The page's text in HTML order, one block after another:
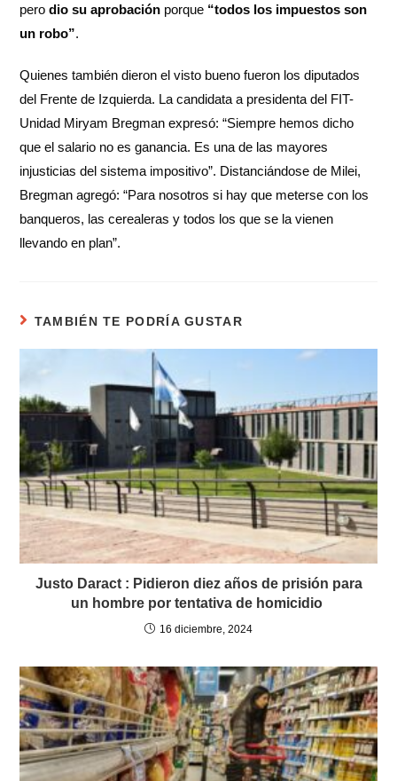
perodio su aprobación porque “todos los impuestos son
un robo”.
Quienes también dieron el visto bueno fueron los diputados
del Frente de Izquierda. La candidata a presidenta del FIT-
Unidad Miryam Bregman expresó: “Siempre hemos dicho
que el salario no es ganancia. Es una de las mayores
injusticias del sistema impositivo”. Distanciándose de Milei,
Bregman agregó: “Para nosotros si hay que meterse con los
banqueros, las cerealeras y todos los que se la vienen
llevando en plan”.
TAMBIÉN TE PODRÍA GUSTAR
Justo Daract : Pidieron diez años de prisión para
un hombre por tentativa de homicidio
16 diciembre, 2024